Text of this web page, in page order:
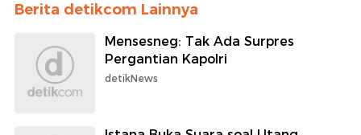
Berita detikcom Lainnya
Mensesneg: Tak Ada Surpres
Pergantian Kapolri
detikNews